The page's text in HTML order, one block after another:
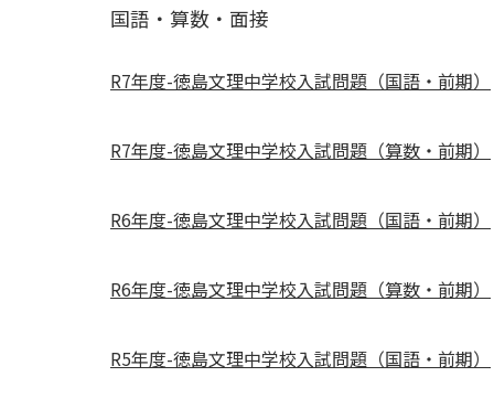
国語・算数・面接
R7年度-徳島文理中学校入試問題（国語・前期）
R7年度-徳島文理中学校入試問題（算数・前期）
R6年度-徳島文理中学校入試問題（国語・前期）
R6年度-徳島文理中学校入試問題（算数・前期）
R5年度-徳島文理中学校入試問題（国語・前期）